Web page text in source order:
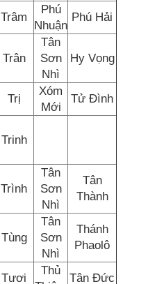
Trâm
Phú
Nhuận
Phú Hải
Trân
Tân
Sơn
Nhì
Hy Vọng
Trị
Xóm
Mới
Tử Đình
Trinh
Trình
Tân
Sơn
Nhì
Tân
Thành
Tùng
Tân
Sơn
Nhì
Thánh
Phaolô
Tươi
Thủ
Tân Đức